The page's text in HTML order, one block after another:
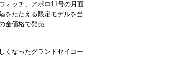
ォッチ、アポロ11号の月面
をたたえる限定モデルを当
金価格で発売
くなったグランドセイコー